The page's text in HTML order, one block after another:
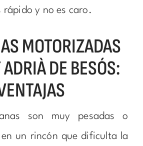
rápido y no es caro.
MOTORIZADAS
DE BESÓS:
son muy pesadas o
un rincón que dificulta la